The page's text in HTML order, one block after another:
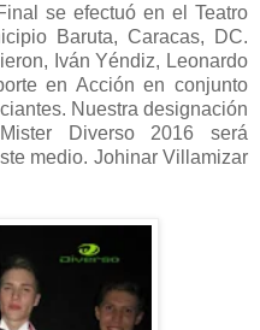
se efectuó en el Teatro
Baruta, Caracas, DC.
Iván Yéndiz, Leonardo
en Acción en conjunto
Nuestra designación
Diverso 2016 será
medio. Johinar Villamizar